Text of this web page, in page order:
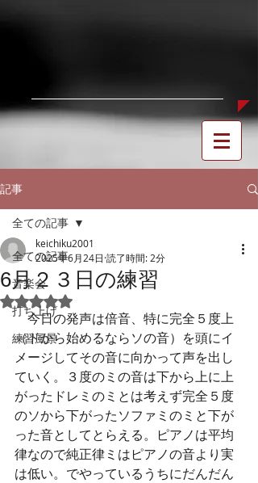
記事
全ての記事
音楽会
打ち上げ
練習風景
全ての記事
6月２３日の練習
keichiku2001
2025年6月24日 読了時間: 2分
5つ星のうちNaNと評価されています。
今日の発声は倍音、特に完全５度上
（ドから始めるならソの音）を頭にイ
メージしてその音に向かって声を出し
ていく。３度のミの音は下から上に上
がったドレミのミとは考えず完全５度
のソから下がったソファミのミと下が
った音としてとらえる。ピアノは平均
律なので純正律ミはピアノの音より実
は低い。でやっているうちにだんだん